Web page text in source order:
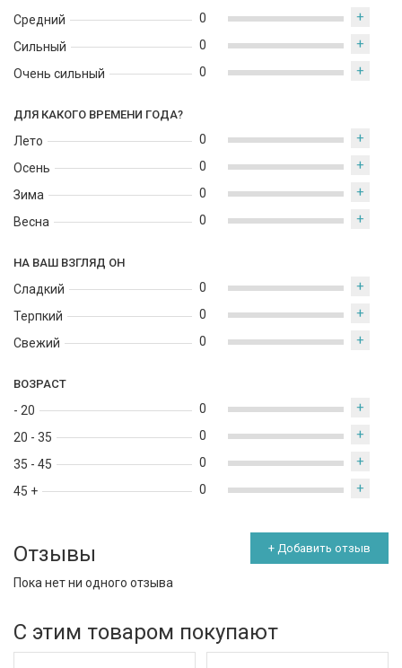
Средний
Сильный
Очень сильный
0 +
0 +
0 +
ДЛЯ КАКОГО ВРЕМЕНИ ГОДА?
Лето
Осень
Зима
Весна
0 +
0 +
0 +
0 +
НА ВАШ ВЗГЛЯД ОН
Сладкий
Терпкий
Свежий
0 +
0 +
0 +
ВОЗРАСТ
- 20
20 - 35
35 - 45
45 +
0 +
0 +
0 +
0 +
Отзывы + Добавить отзыв
Пока нет ни одного отзыва
С этим товаром покупают